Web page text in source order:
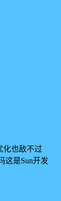
化也敌不过
这是Sun开发